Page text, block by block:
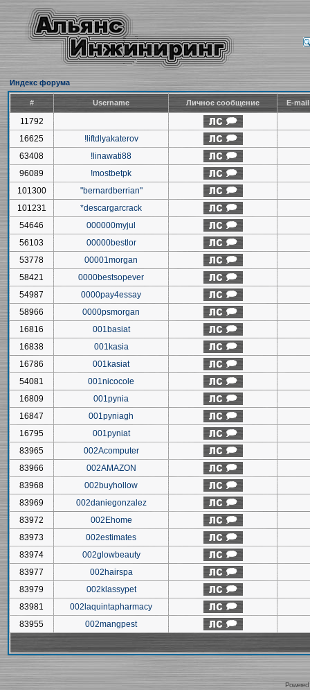
Индекс форума
# Username Личное сообщение E-
11792
16625
!liftdlyakaterov
63408
!linawati88
96089
!mostbetpk
101300
"bernardberrian"
101231
*descargarcrack
54646
000000myjul
56103
00000bestlor
53778
00001morgan
58421
0000bestsopever
54987
0000pay4essay
58966
0000psmorgan
16816
001basiat
16838
001kasia
16786
001kasiat
54081
001nicocole
16809
001pynia
16847
001pyniagh
16795
001pyniat
83965
002Acomputer
83966
002AMAZON
83968
002buyhollow
83969
002daniegonzalez
83972
002Ehome
83973
002estimates
83974
002glowbeauty
83977
002hairspa
83979
002klassypet
83981
002laquintapharmacy
83955
002mangpest